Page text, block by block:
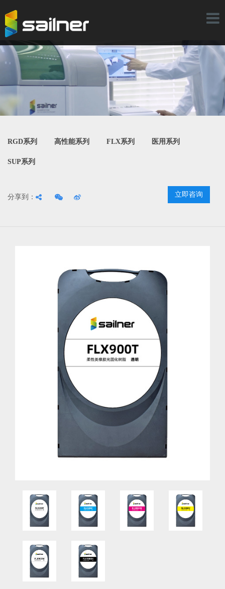
Toggle
RGD系列 高性能系列 FLX系列 医用系列
SUP系列
立即咨询
分享到：